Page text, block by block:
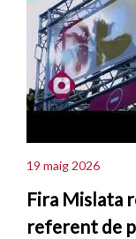
19 maig 2026
Fira Mislata
referent de